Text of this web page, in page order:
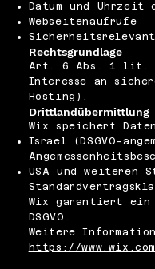
Datum und Uhrzeit
Webseitenaufrufe
Rechtsgrundlage
Art. 6 Abs. 1 lit. f
Interesse an
Hosting).
Drittlandübermittlung
Wix speichert
Israel (DSGVO-
USA und weiteren
Wix garantiert ein
DSGVO.
Weitere
https://